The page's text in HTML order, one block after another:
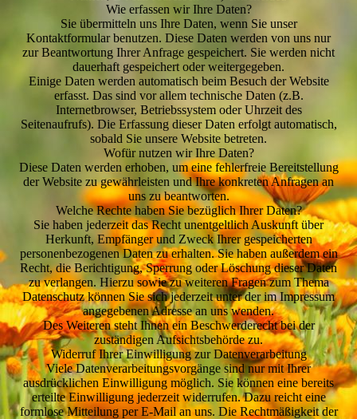
Wie erfassen wir Ihre Daten?
Sie übermitteln uns Ihre Daten, wenn Sie unser
Kontaktformular benutzen. Diese Daten werden von uns nur
zur Beantwortung Ihrer Anfrage gespeichert. Sie werden nicht
dauerhaft gespeichert oder weitergegeben.
Einige Daten werden automatisch beim Besuch der Website
erfasst. Das sind vor allem technische Daten (z.B.
Internetbrowser, Betriebssystem oder Uhrzeit des
Seitenaufrufs). Die Erfassung dieser Daten erfolgt automatisch,
sobald Sie unsere Website betreten.
Wofür nutzen wir Ihre Daten?
Diese Daten werden erhoben, um eine fehlerfreie Bereitstellung
der Website zu gewährleisten und Ihre konkreten Anfragen an
uns zu beantworten.
Welche Rechte haben Sie bezüglich Ihrer Daten?
Sie haben jederzeit das Recht unentgeltlich Auskunft über
Herkunft, Empfänger und Zweck Ihrer gespeicherten
personenbezogenen Daten zu erhalten. Sie haben außerdem ein
Recht, die Berichtigung, Sperrung oder Löschung dieser Daten
zu verlangen. Hierzu sowie zu weiteren Fragen zum Thema
Datenschutz können Sie sich jederzeit unter der im Impressum
angegebenen Adresse an uns wenden.
Des Weiteren steht Ihnen ein Beschwerderecht bei der
zuständigen Aufsichtsbehörde zu.
Widerruf Ihrer Einwilligung zur Datenverarbeitung
Viele Datenverarbeitungsvorgänge sind nur mit Ihrer
ausdrücklichen Einwilligung möglich. Sie können eine bereits
erteilte Einwilligung jederzeit widerrufen. Dazu reicht eine
formlose Mitteilung per E-Mail an uns. Die Rechtmäßigkeit der